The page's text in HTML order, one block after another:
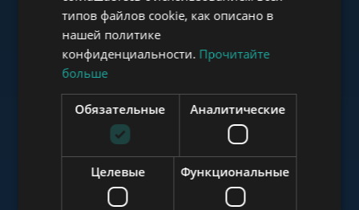
RUSSIAN
типов файлов cookie, как описано в
нашей политике
конфиденциальности. Прочитайте
больше
Обязательные Аналитические
Целевые Функциональные